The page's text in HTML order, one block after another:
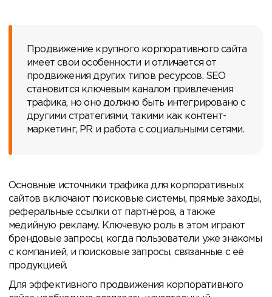
Продвижение крупного корпоративного сайта
имеет свои особенности и отличается от
продвижения других типов ресурсов. SEO
становится ключевым каналом привлечения
трафика, но оно должно быть интегрировано с
другими стратегиями, такими как контент-
маркетинг, PR и работа с социальными сетями.
Основные источники трафика для корпоративных
сайтов включают поисковые системы, прямые заходы,
реферальные ссылки от партнёров, а также
медийную рекламу. Ключевую роль в этом играют
брендовые запросы, когда пользователи уже знакомы
с компанией, и поисковые запросы, связанные с её
продукцией.
Для эффективного продвижения корпоративного